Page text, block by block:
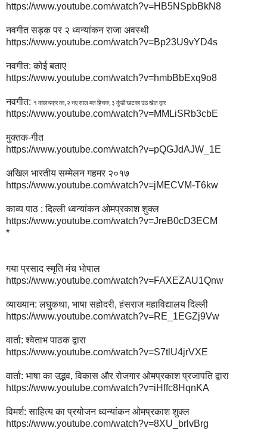
https://www.youtube.com/watch?v=HB5NSpbBkN8
नवगीत सड़क पर २ ध्वन्यांकन राजा अवस्थी
https://www.youtube.com/watch?v=Bp23U9vYD4s
नवगीत: कोई बताए
https://www.youtube.com/watch?v=hmbBbExq9o8
नवगीत: १ कालचक्र का, २ नए साल मत हिचक, ३ कुंडी खटका उठ खेल द्वार
https://www.youtube.com/watch?v=MMLiSRb3cbE
मुक्तक-गीत
https://www.youtube.com/watch?v=pQGJdAJW_1E
अखिल भारतीय सम्मेलन गहमर २०१७
https://www.youtube.com/watch?v=jMECVM-T6kw
काव्य पाठ : दिल्ली ध्वन्यांकन ओमप्रकाश शुक्ल
https://www.youtube.com/watch?v=JreB0cD3ECM
*
गया प्रसाद स्मृति मंच भोपाल
https://www.youtube.com/watch?v=FAXEZAU1Qnw
व्याख्यान: लघुकथा, भाषा सहोदरी, हंसराज महाविद्यालय दिल्ली
https://www.youtube.com/watch?v=RE_1EGZj9Vw
वार्ता: श्वेताभ पाठक द्वारा
https://www.youtube.com/watch?v=S7tlU4jrVXE
वार्ता: भाषा का उद्भव, विकास और रोजगार ओमप्रकाश प्रजापति द्वारा
https://www.youtube.com/watch?v=iHffc8HqnKA
विमर्श: साहित्य का प्रयोजन ध्वन्यांकन ओमप्रकाश शुक्ल
https://www.youtube.com/watch?v=8XU_brlvBrg